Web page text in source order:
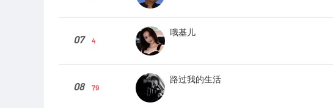
07 4
哦基儿
08 79
路过我的生活